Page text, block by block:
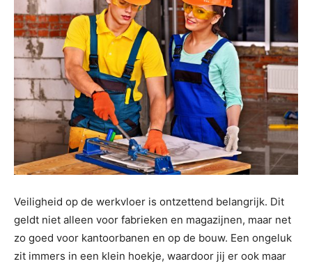
Veiligheid op de werkvloer is ontzettend belangrijk. Dit
geldt niet alleen voor fabrieken en magazijnen, maar net
zo goed voor kantoorbanen en op de bouw. Een ongeluk
zit immers in een klein hoekje, waardoor jij er ook maar